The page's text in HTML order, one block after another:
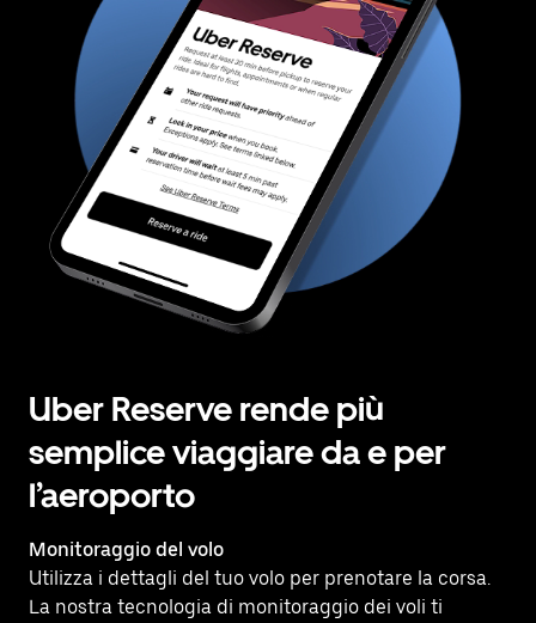
Uber Reserve rende più
semplice viaggiare da e per
l’aeroporto
Monitoraggio del volo
Utilizza i dettagli del tuo volo per prenotare la corsa.
La nostra tecnologia di monitoraggio dei voli ti